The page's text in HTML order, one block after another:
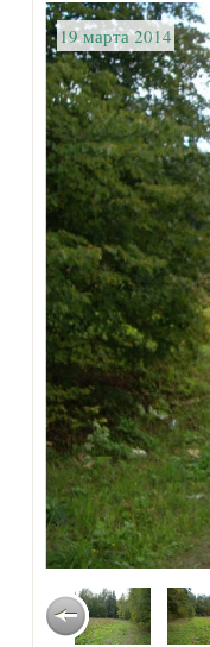
19 марта 2014